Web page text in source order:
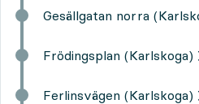
Gesällgatan norra
Frödingsplan (Karlskoga)
Ferlinsvägen (Karlskoga)